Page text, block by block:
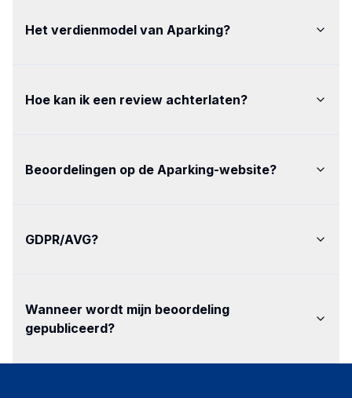
Het verdienmodel van Aparking?
Hoe kan ik een review achterlaten?
Beoordelingen op de Aparking-website?
GDPR/AVG?
Wanneer wordt mijn beoordeling
gepubliceerd?